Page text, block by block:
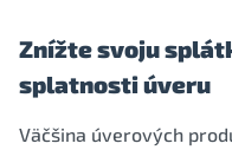
Znížte svoju
splatnosti úveru
Väčšina úverových